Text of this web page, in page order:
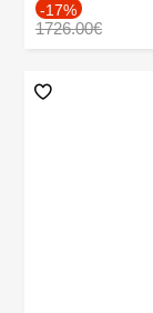
-17%
1726.00€